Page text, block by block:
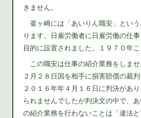
きません。
釜ヶ崎には「あいりん職安」とい
ります。日雇労働者に日雇労働の仕
目的に設置されました。１９７０年こ
この職安は仕事の紹介業務をしま
２月２８日国を相手に損害賠償の裁判
２０１６年年４月１６日に判決があ
られませんでしたが判決文の中で、
の紹介業務を行わないことは「違法